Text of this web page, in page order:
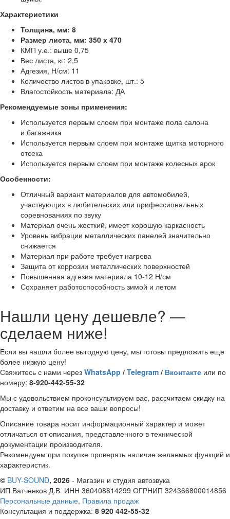
Характеристики
Толщина, мм: 8
Размер листа, мм: 350 х 470
КМП у.е.: выше 0,75
Вес листа, кг: 2,5
Адгезия, Н/см: 11
Количество листов в упаковке, шт.: 5
Влагостойкость материала: ДА
Рекомендуемые зоны применения:
Используется первым слоем при монтаже пола салона
и багажника
Используется первым слоем при монтаже щитка моторного
отсека
Используется первым слоем при монтаже колесных арок
Особенности:
Отличный вариант материалов для автомобилей,
участвующих в любительских или прифессиональных
соревнованиях по звуку
Материал очень жесткий, имеет хорошую каркасность
Уровень вибрации металлических панелей значительно
снижается
Материал при работе требует нагрева
Защита от коррозии металлических поверхностей
Повышенная адгезия материала 10-12 Н/см
Сохраняет работоспособность зимой и летом
Нашли цену дешевле? —
сделаем ниже!
Если вы нашли более выгодную цену, мы готовы предложить еще
более низкую цену!
Свяжитесь с нами через WhatsApp / Telegram / Вконтакте или по
номеру: 8-920-442-55-32
Мы с удовольствием проконсультируем вас, рассчитаем скидку на
доставку и ответим на все ваши вопросы!
Описание товара носит информационный характер и может
отличаться от описания, представленного в технической
документации производителя.
Рекомендуем при покупке проверять наличие желаемых функций и
характеристик.
© BUY-SOUND, 2026 - Магазин и студия автозвука
ИП Ватченков Д.В. ИНН 360408814299 ОГРНИП 324366800014856
Персональные данные, Правила продаж
Консультация и поддержка: 8 920 442-55-32